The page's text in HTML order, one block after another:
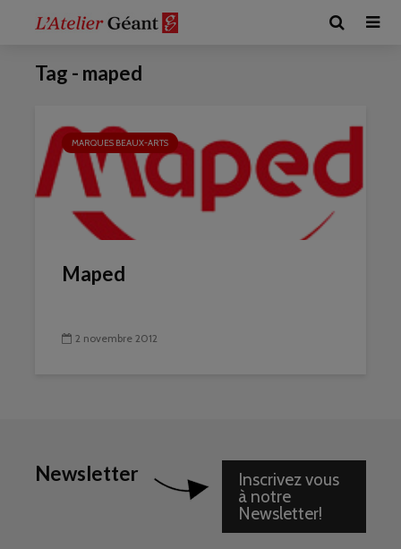
Tag - maped
MARQUES BEAUX-ARTS
Maped
2 novembre 2012
Newsletter
Inscrivez vous
à notre
Newsletter!